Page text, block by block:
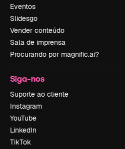
Eventos
Slidesgo
Vender conteúdo
Sala de imprensa
Procurando por magnific.ai?
Siga-nos
Suporte ao cliente
Instagram
YouTube
LinkedIn
TikTok